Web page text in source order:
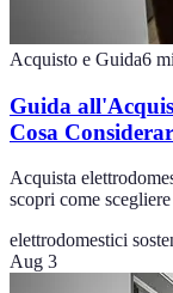
Acquisto e Guida6
Guida
Cosa
Acquista
scopri come
elettrodomestici
Aug 3